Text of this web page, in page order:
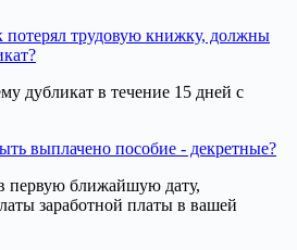
трудовую книжку, должны
дубликат в течение 15 дней с
выплачено пособие - декретные?
первую ближайшую дату,
заработной платы в вашей